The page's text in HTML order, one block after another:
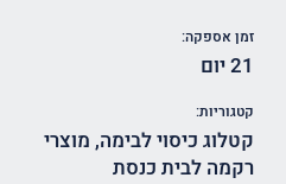
זמן אספקה:
21 יום
קטגוריות:
קטלוג כיסוי לבימה, מוצרי
רקמה לבית כנסת